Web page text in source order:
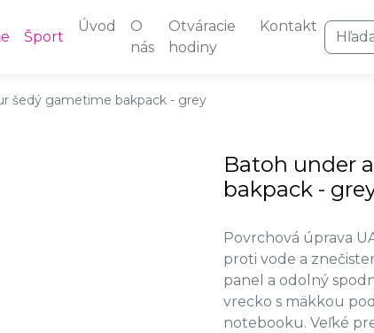
Šport
Úvod
O
nás
Otváracie
hodiny
Kontakt Hľadaj
šedý gametime bakpack - grey
Batoh under
bakpack -
Povrchová úprava
proti vode a
panel a odolný
vrecko s mäkkou
notebooku. Veľké